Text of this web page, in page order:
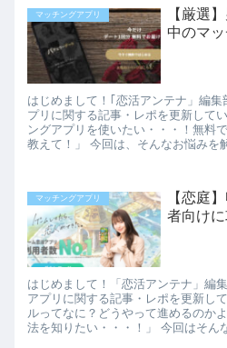
マッチングアプリ
【厳選
中のマ
はじめまして！｢恋活アンテナ」編
プリに関する記事・レポを更新して
ングアプリを使いたい・・・！無料
教えて！」 今回は、そんなお悩みを
マッチングアプリ
【恋庭
者向けに
はじめまして！「恋活アンテナ」編
アプリに関する記事・レポを更新し
ルってなに？どうやって進めるのか
法を知りたい・・・！」 今回はそん